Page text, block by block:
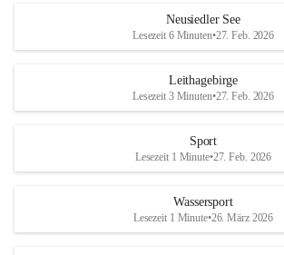
S
und den daraus folgenden wirtschaftlichen
Maßnahmen zur Bekämpfung
Rebe und der Amerikanischen
Anhang VBl. EU Nr. 18
1 Seite•1,4 MB
r
S
Neusiedler See
Lesezeit 6 Minuten•27. Feb. 2026
Leithagebirge
Lesezeit 3 Minuten•27. Feb. 2026
Sport
Lesezeit 1 Minute•27. Feb. 2026
Wassersport
Lesezeit 1 Minute•26. März 2026